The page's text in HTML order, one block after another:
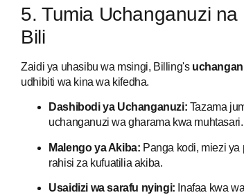
5. Tumia Uchanganuzi
Bili
Zaidi ya uhasibu wa msingi, Billing's
udhibiti wa kina wa kifedha.
Dashibodi ya Uchanganuzi: Tazama
uchanganuzi wa gharama kwa muhtasari.
Malengo ya Akiba: Panga kodi, miezi
rahisi za kufuatilia akiba.
Usaidizi wa sarafu nyingi: Inafaa kwa